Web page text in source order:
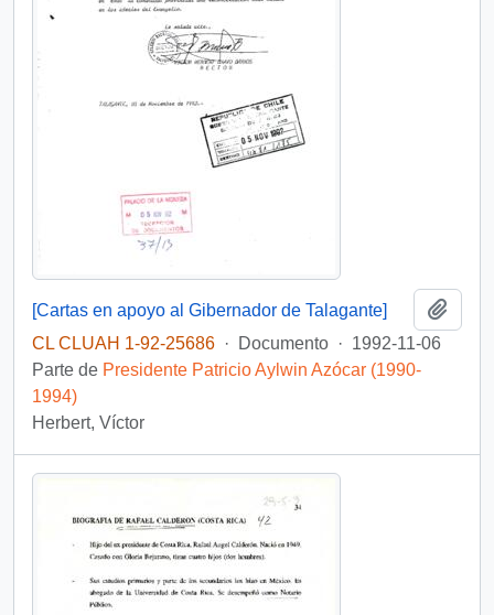
[Cartas en apoyo al Gibernador de Talagante]
CL CLUAH 1-92-25686 · Documento · 1992-11-06
Parte de Presidente Patricio Aylwin Azócar (1990-
1994)
Herbert, Víctor